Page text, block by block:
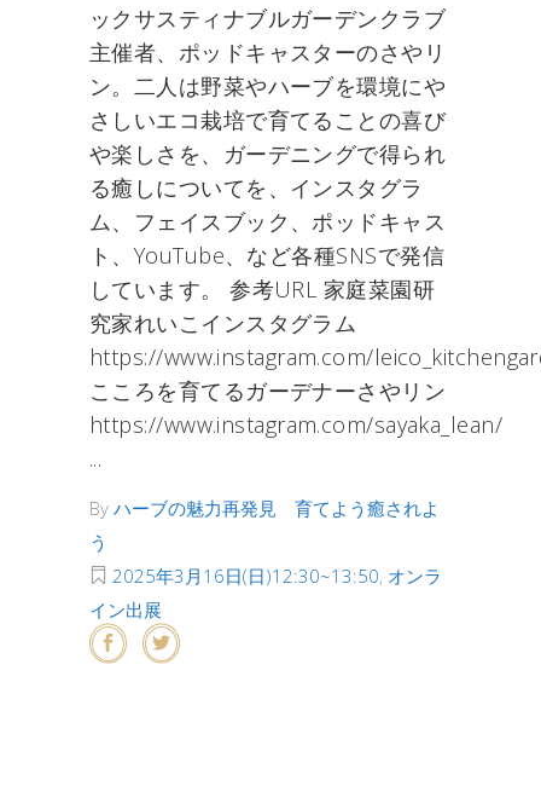
ックサスティナブルガーデンクラブ
主催者、ポッドキャスターのさやリ
ン。二人は野菜やハーブを環境にや
さしいエコ栽培で育てることの喜び
や楽しさを、ガーデニングで得られ
る癒しについてを、インスタグラ
ム、フェイスブック、ポッドキャス
ト、YouTube、など各種SNSで発信
しています。 参考URL 家庭菜園研
究家れいこインスタグラム
https://www.instagram.com/
こころを育てるガーデナーさやリン
https://www.instagram.com/sayaka_lean/
By ハーブの魅力再発見 育てよう癒されよ
う
2025年3月16日(日)12:30~13:50, オンラ
イン出展